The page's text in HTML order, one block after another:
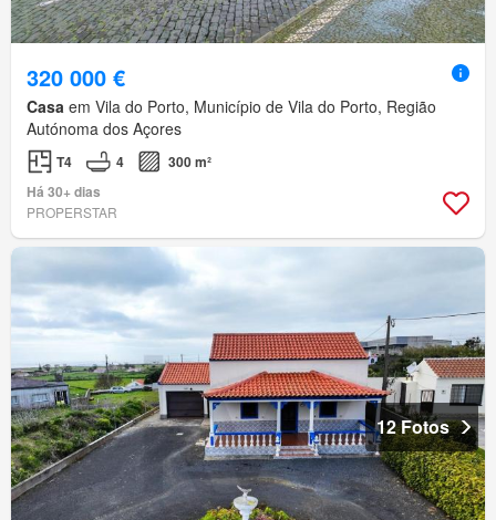
320 000 €
Casa em Vila do Porto, Município de Vila do Porto, Região
Autónoma dos Açores
T4 4
300 m²
Há 30+ dias
PROPERSTAR
12 Fotos